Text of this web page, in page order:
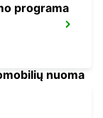
programa
nuoma